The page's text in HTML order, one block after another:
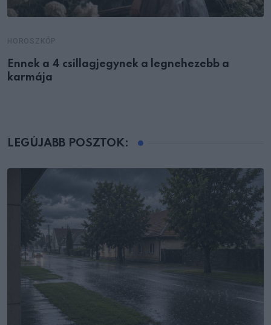
Ennek a 4 csillagjegynek a legnehezebb a
karmája
LEGÚJABB POSZTOK: